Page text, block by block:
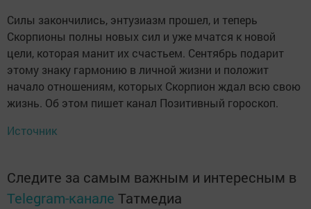
Силы закончились, энтузиазм прошел, и теперь
Скорпионы полны новых сил и уже мчатся к новой
цели, которая манит их счастьем. Сентябрь подарит
этому знаку гармонию в личной жизни и положит
начало отношениям, которых Скорпион ждал всю свою
жизнь. Об этом пишет канал Позитивный гороскоп.
Источник
Следите за самым важным и интересным в
Telegram-канале Татмедиа